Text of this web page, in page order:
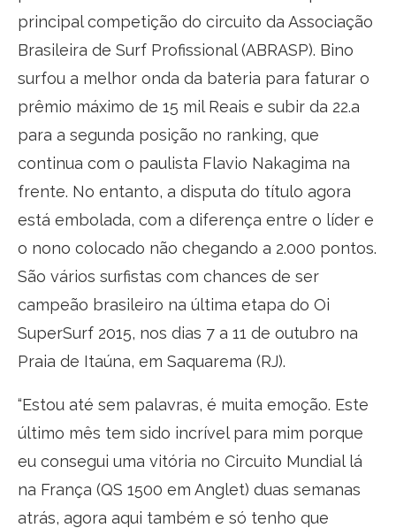
principal competição do circuito da Associação
Brasileira de Surf Profissional (ABRASP). Bino
surfou a melhor onda da bateria para faturar o
prêmio máximo de 15 mil Reais e subir da 22.a
para a segunda posição no ranking, que
continua com o paulista Flavio Nakagima na
frente. No entanto, a disputa do título agora
está embolada, com a diferença entre o líder e
o nono colocado não chegando a 2.000 pontos.
São vários surfistas com chances de ser
campeão brasileiro na última etapa do Oi
SuperSurf 2015, nos dias 7 a 11 de outubro na
Praia de Itaúna, em Saquarema (RJ).
“Estou até sem palavras, é muita emoção. Este
último mês tem sido incrível para mim porque
eu consegui uma vitória no Circuito Mundial lá
na França (QS 1500 em Anglet) duas semanas
atrás, agora aqui também e só tenho que